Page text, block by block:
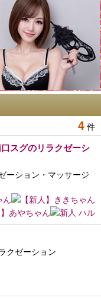
4 件
スグのリラクゼーシ
ーション・マッサージ
クゼーション